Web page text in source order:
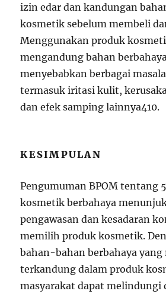
izin edar dan kandungan
kosmetik sebelum membeli
Menggunakan produk
mengandung bahan
menyebabkan berbagai
termasuk iritasi kulit,
dan efek samping lainnya410.
KESIMPULAN
Pengumuman BPOM tentang
kosmetik berbahaya
pengawasan dan kesadaran
memilih produk kosmetik.
bahan-bahan berbahaya
terkandung dalam produk
masyarakat dapat melindungi